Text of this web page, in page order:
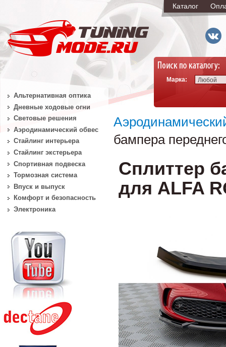
Каталог
Марка: Любой
бампера
Сплиттер
для ALFA
Альтернативная оптика
Дневные ходовые огни
Световые решения
Аэродинамический обвес
Стайлинг интерьера
Стайлинг экстерьера
Спортивная подвеска
Тормозная система
Впуск и выпуск
Комфорт и безопасность
Электроника